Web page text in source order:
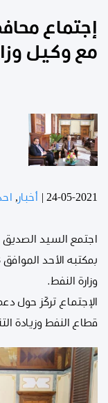
إجتماع
مع وكيل
24-05-2021 أخبار,
اجتمع السيد الصديق
وزارة النفط.
‏الإجتماع تركّز حول
قطاع النفط وزيادة